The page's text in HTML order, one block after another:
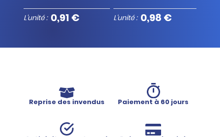
L'unité : 0,91 € L'unité : 0,98 €
Reprise des invendus Paiement à 60 jours